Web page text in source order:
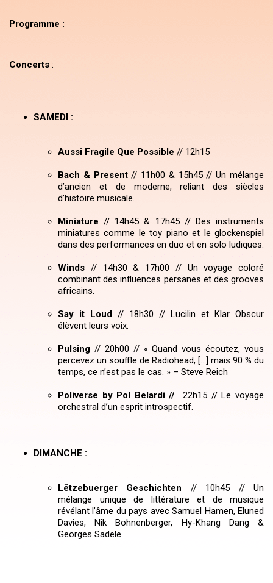
Programme :
Concerts :
SAMEDI :
Aussi Fragile Que Possible // 12h15
Bach & Present// 11h00 & 15h45 // Un mélange
d’ancien et de moderne, reliant des siècles
d’histoire musicale.
Miniature // 14h45 & 17h45 // Des instruments
miniatures comme le toy piano et le glockenspiel
dans des performances en duo et en solo ludiques.
Winds //
14h30 & 17h00 // Un voyage coloré
combinant des influences persanes et des grooves
africains.
Say it Loud // 18h30 // Lucilin et Klar Obscur
élèvent leurs voix.
Pulsing // 20h00 // « Quand vous écoutez, vous
percevez un souffle de Radiohead, […] mais 90 % du
temps, ce n’est pas le cas. » – Steve Reich
Poliverse by Pol Belardi //22h15 // Le voyage
orchestral d’un esprit introspectif.
DIMANCHE :
Lëtzebuerger Geschichten //
10h45 // Un
mélange unique de littérature et de musique
révélant l’âme du pays avec Samuel Hamen, Eluned
Davies, Nik Bohnenberger, Hy-Khang Dang &
Georges Sadele